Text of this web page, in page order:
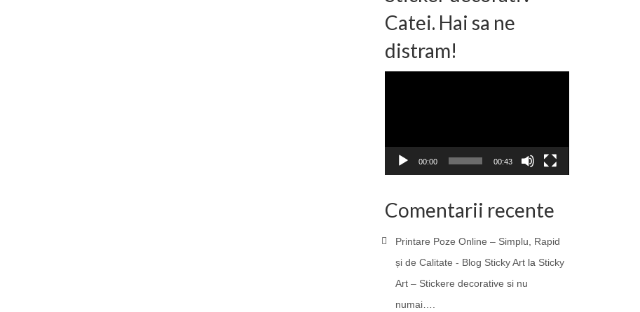
Catei. Hai sa ne
distram!
00:00 00:43
Comentarii recente
Printare Poze Online – Simplu, Rapid
și de Calitate - Blog Sticky Artla Sticky
Art – Stickere decorative si nu
numai….